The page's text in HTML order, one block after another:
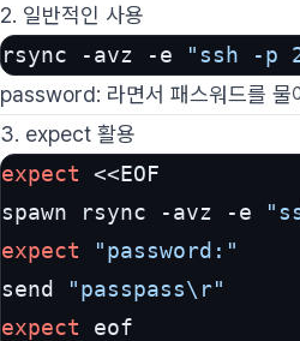
2. 일반적인 사용
rsync -avz -e
"ssh -p
password: 라면서 패스워드를 물
3. expect 활용
expect <<EOF
spawn rsync -avz -e
expect
"password:"
send
"passpass\r"
expect eof